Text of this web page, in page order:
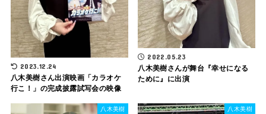
2023.12.24
八木美樹さん出演映画「カラオケ
行こ！」の完成披露試写会の映像
2022.05.23
八木美樹さんが舞台『幸せになる
ために』に出演
八木美樹 八木美樹